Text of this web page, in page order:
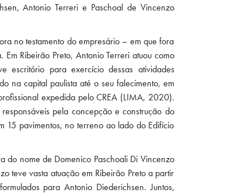
Antonio Terreri e Paschoal de Vincenzo
no testamento do empresário – em que fora
Ribeirão Preto, Antonio Terreri atuou como
escritório para exercício dessas atividades
na capital paulista até o seu falecimento, em
expedida pelo CREA (LIMA, 2020).
pela concepção e construção do
15 pavimentos, no terreno ao lado do Edifício
nome de Domenico Paschoali Di Vincenzo
teve vasta atuação em Ribeirão Preto a partir
para Antonio Diederichsen. Juntos,